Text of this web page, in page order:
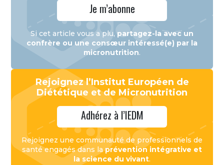
Je m’abonne
Si cet article vous a plu, partagez-la avec un
confrère ou une consœur intéressé(e) par la
micronutrition.
Rejoignez l’Institut Européen de
Diététique et de Micronutrition
Adhérez à l’IEDM
Rejoignez une communauté de professionnels de
santé engagés dans laprévention intégrative et
la science du vivant.